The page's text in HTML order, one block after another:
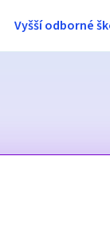
Vyšší odborné